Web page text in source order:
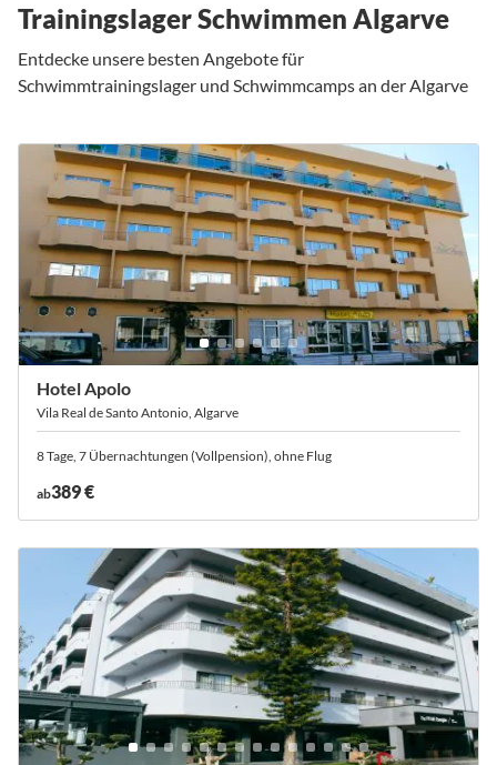
Trainingslager Schwimmen Algarve
Entdecke unsere besten Angebote für
Schwimmtrainingslager und Schwimmcamps an der Algarve
Hotel Apolo
Vila Real de Santo Antonio, Algarve
8 Tage, 7 Übernachtungen (Vollpension), ohne Flug
ab389 €